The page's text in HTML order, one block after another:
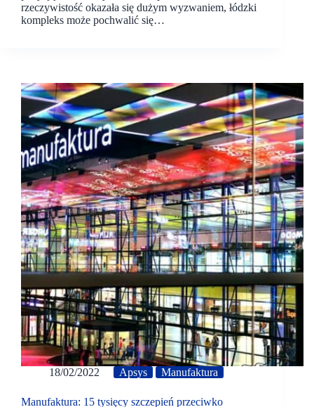
rzeczywistość okazała się dużym wyzwaniem, łódzki
kompleks może pochwalić się…
18/02/2022 Apsys Manufaktura
Manufaktura: 15 tysięcy szczepień przeciwko